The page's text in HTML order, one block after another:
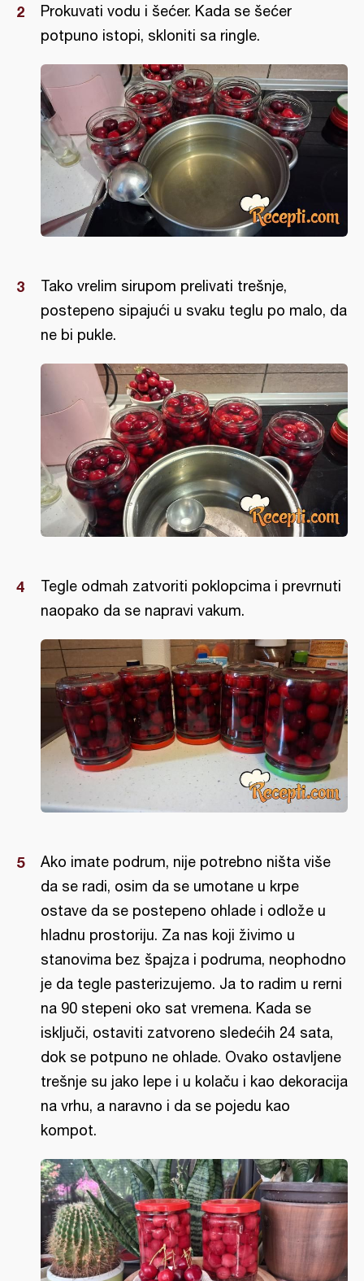
Prokuvati vodu i šećer. Kada se šećer
potpuno istopi, skloniti sa ringle.
Tako vrelim sirupom prelivati trešnje,
postepeno sipajući u svaku teglu po malo, da
ne bi pukle.
Tegle odmah zatvoriti poklopcima i prevrnuti
naopako da se napravi vakum.
Ako imate podrum, nije potrebno ništa više
da se radi, osim da se umotane u krpe
ostave da se postepeno ohlade i odlože u
hladnu prostoriju. Za nas koji živimo u
stanovima bez špajza i podruma, neophodno
je da tegle pasterizujemo. Ja to radim u rerni
na 90 stepeni oko sat vremena. Kada se
isključi, ostaviti zatvoreno sledećih 24 sata,
dok se potpuno ne ohlade. Ovako ostavljene
trešnje su jako lepe i u kolaču i kao dekoracija
na vrhu, a naravno i da se pojedu kao
kompot.